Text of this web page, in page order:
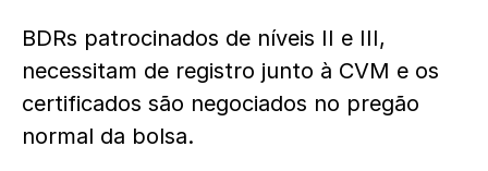
BDRs patrocinados de níveis II e III,
necessitam de registro junto à CVM e os
certificados são negociados no pregão
normal da bolsa.